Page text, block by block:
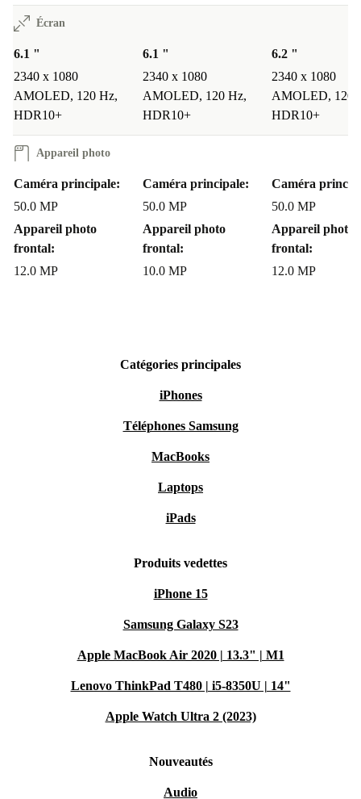
Écran
6.1 "
2340 x 1080
AMOLED, 120 Hz,
HDR10+
6.1 "
2340 x 1080
AMOLED, 120 Hz,
HDR10+
6.2 "
2340 x 1080
AMOLED, 120
HDR10+
Appareil photo
Caméra principale:
50.0 MP
Appareil photo
frontal:
12.0 MP
Caméra principale:
50.0 MP
Appareil photo
frontal:
10.0 MP
Caméra
50.0 MP
Appareil photo
frontal:
12.0 MP
Catégories principales
iPhones
Téléphones Samsung
MacBooks
Laptops
iPads
Produits vedettes
iPhone 15
Samsung Galaxy S23
Apple MacBook Air 2020 | 13.3" | M1
Lenovo ThinkPad T480 | i5-8350U | 14"
Apple Watch Ultra 2 (2023)
Nouveautés
Audio